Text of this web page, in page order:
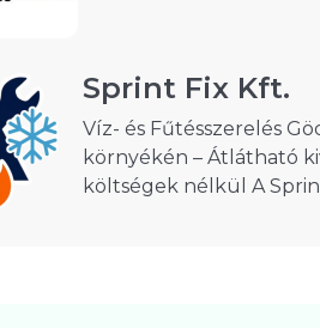
átalakítása ,bővítése
szerint. Gázcsőhálózat
tervezéstől műszaki
papír ügyintézéssel
javítása , szivárgások
Sprint Fix Kft.
Víz- és Fűtésszerelés
környékén – Átlátható
költségek nélkül A SprintFix csapata